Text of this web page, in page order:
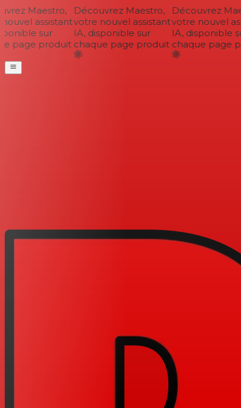
Maestro,
assistant
sur
page produit
Découvrez Maestro,
votre nouvel assistant
IA, disponible sur
chaque page produit
Découvrez
votre nouvel
IA, disponible
chaque page